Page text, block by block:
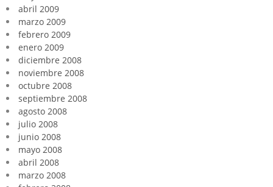
abril 2009
marzo 2009
febrero 2009
enero 2009
diciembre 2008
noviembre 2008
octubre 2008
septiembre 2008
agosto 2008
julio 2008
junio 2008
mayo 2008
abril 2008
marzo 2008